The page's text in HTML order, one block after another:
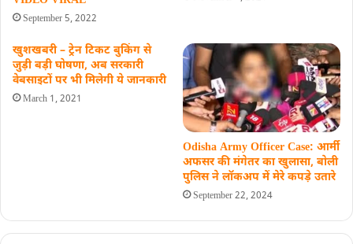
September 5, 2022
खुशखबरी – ट्रेन टिकट बुकिंग से
जुड़ी बड़ी घोषणा, अब सरकारी
वेबसाइटों पर भी मिलेगी ये जानकारी
March 1, 2021
Odisha Army Officer Case: आर्मी
अफसर की मंगेतर का खुलासा, बोली
पुल‍िस ने लॉकअप में मेरे कपड़े उतारे
September 22, 2024